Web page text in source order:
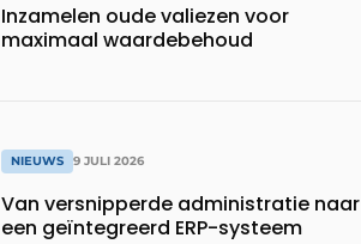
Inzamelen oude valiezen voor
maximaal waardebehoud
NIEUWS 9 JULI 2026
Van versnipperde administratie naar
een geïntegreerd ERP-systeem